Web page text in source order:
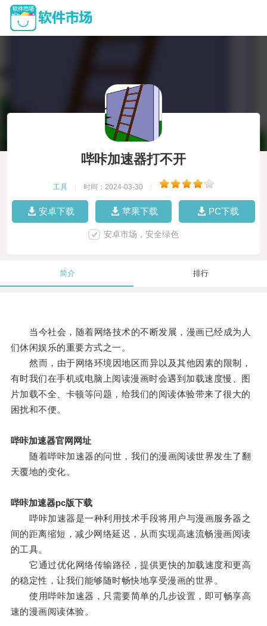
哔咔加速器打不开
工具 时间：2024-03-30
安卓下载 苹果下载 PC下载
安卓市场，安全绿色
简介 排行
当今社会，随着网络技术的不断发展，漫画已经成为人
们休闲娱乐的重要方式之一。
然而，由于网络环境因地区而异以及其他因素的限制，
有时我们在手机或电脑上阅读漫画时会遇到加载速度慢、图
片加载不全、卡顿等问题，给我们的阅读体验带来了很大的
困扰和不便。
哔咔加速器官网网址
随着哔咔加速器的问世，我们的漫画阅读世界发生了翻
天覆地的变化。
哔咔加速器pc版下载
哔咔加速器是一种利用技术手段将用户与漫画服务器之
间的距离缩短，减少网络延迟，从而实现高速流畅漫画阅读
的工具。
它通过优化网络传输路径，提供更快的加载速度和更高
的稳定性，让我们能够随时畅快地享受漫画的世界。
使用哔咔加速器，只需要简单的几步设置，即可畅享高
速的漫画阅读体验。